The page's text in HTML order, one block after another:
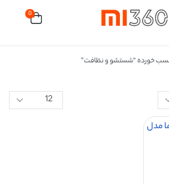
0
خورده “شستشو و نظافت”